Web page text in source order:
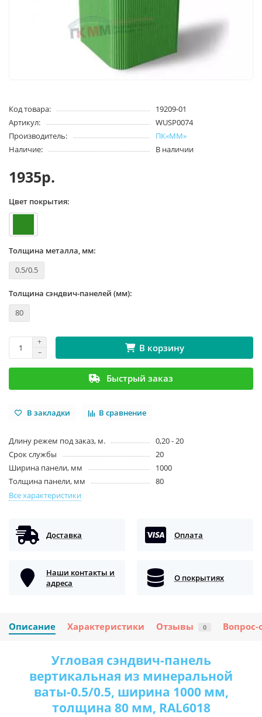
Код товара:
19209-01
Артикул:
WUSP0074
Производитель:
ПК«ММ»
Наличие:
В наличии
1935р.
Цвет покрытия:
Толщина металла, мм:
0.5/0.5
Толщина сэндвич-панелей (мм):
80
В корзину
Быстрый заказ
В закладки В сравнение
Длину режем под заказ, м.
0,20 - 20
Срок службы
20
Ширина панели, мм
1000
Толщина панели, мм
80
Все характеристики
Доставка Оплата
Наши контакты и
адреса
О покрытиях
Описание Характеристики Отзывы 0 Вопрос-
Угловая сэндвич-панель
вертикальная из минеральной
ваты-0.5/0.5, ширина 1000 мм,
толщина 80 мм, RAL6018